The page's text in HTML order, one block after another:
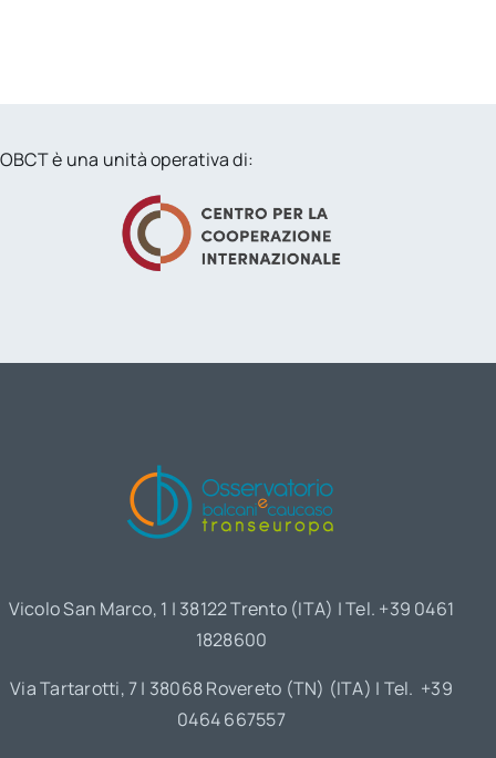
OBCT è una unità operativa di:
Vicolo San Marco, 1 | 38122 Trento (ITA) | Tel. +39 0461
1828600
Via Tartarotti, 7 | 38068 Rovereto (TN) (ITA) | Tel. +39
0464 667557